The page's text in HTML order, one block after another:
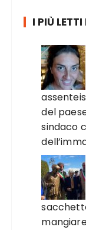
I PIÙ
del
sindaco